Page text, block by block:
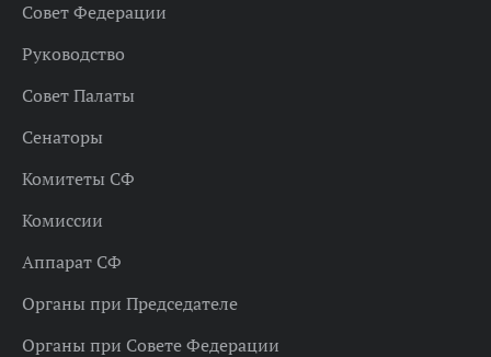
Совет Федерации
Руководство
Совет Палаты
Сенаторы
Комитеты СФ
Комиссии
Аппарат СФ
Органы при Председателе
Органы при Совете Федерации